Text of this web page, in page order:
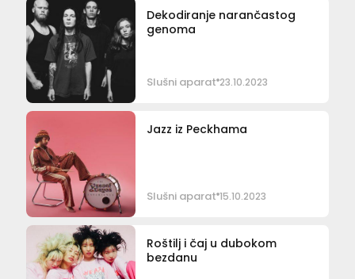
Dekodiranje narančastog
genoma
Slušni aparat 23.10.2023
Jazz iz Peckhama
Slušni aparat 15.10.2023
Roštilj i čaj u dubokom
bezdanu